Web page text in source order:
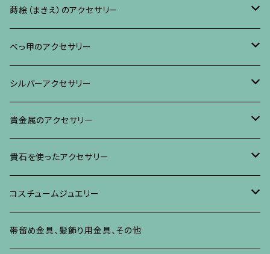
リング
ブレスレット・バングル、その他
ネックレス、ペンダント
ブレスレット、その他
イヤリング・ピアス
ネックレス、ペンダント
リング
ブレスレット、その他
ブローチ
イヤリング・ピアス
ネックレス、ペンダント
リング
ブレスレット、その他
蒔絵（まきえ）のアクセサリー
べっ甲に蒔絵のアクセサリー
ブローチ
イヤリング・ピアス
真珠に蒔絵のアクセサリー
ブローチ
イヤリング、ピアス
水晶に蒔絵のアクセサリー
ブローチ
イヤリング、ピアス
朴の木やポプラに蒔絵のアクセサリー
ブローチ
イヤリング・ピアス
その他の蒔絵のアクセサリー
べっ甲のアクセサリー
ブローチ
イヤリング、ピアス
ネックレス、ペンダント
リング
ブレスレット、バングル、その他
シルバーアクセサリー
ブローチ
イヤリング、ピアス
ネックレス、ペンダント
リング
貴金属のアクセサリー
ブローチ
イヤリング、ピアス
ネックレス、ペンダント
貴石を使ったアクセサリー
ブローチ
イヤリング、ピアス
コスチュームジュエリー
ブローチ
帯留め金具、髪飾り用金具、その他